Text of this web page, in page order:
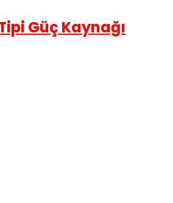
Güç Kaynağı